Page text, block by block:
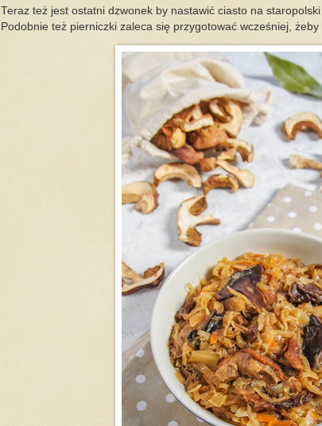
Teraz też jest ostatni dzwonek by nastawić ciasto na
Podobnie też pierniczki zaleca się przygotować wcześniej, żeby